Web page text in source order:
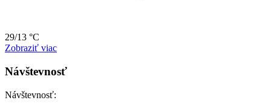
29/13 °C
Zobraziť viac
Návštevnosť
Návštevnosť: